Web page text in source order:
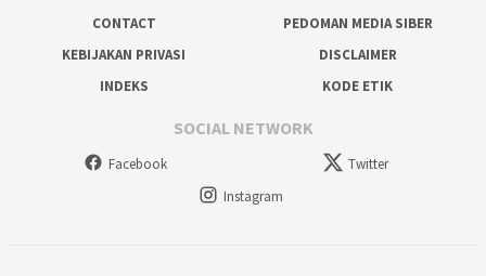
CONTACT
PEDOMAN MEDIA SIBER
KEBIJAKAN PRIVASI
DISCLAIMER
INDEKS
KODE ETIK
SOCIAL NETWORK
Facebook
Twitter
Instagram